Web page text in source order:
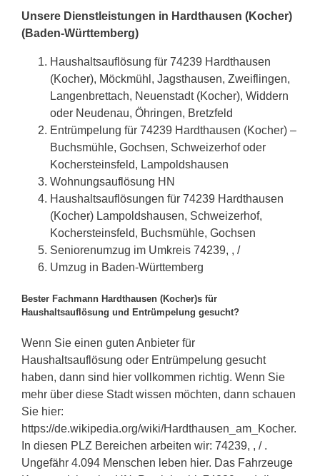
Unsere Dienstleistungen in Hardthausen (Kocher)
(Baden-Württemberg)
Haushaltsauflösung für 74239 Hardthausen
(Kocher), Möckmühl, Jagsthausen, Zweiflingen,
Langenbrettach, Neuenstadt (Kocher), Widdern
oder Neudenau, Öhringen, Bretzfeld
Entrümpelung für 74239 Hardthausen (Kocher) –
Buchsmühle, Gochsen, Schweizerhof oder
Kochersteinsfeld, Lampoldshausen
Wohnungsauflösung HN
Haushaltsauflösungen für 74239 Hardthausen
(Kocher) Lampoldshausen, Schweizerhof,
Kochersteinsfeld, Buchsmühle, Gochsen
Seniorenumzug im Umkreis 74239, , /
Umzug in Baden-Württemberg
Bester Fachmann Hardthausen (Kocher)s für
Haushaltsauflösung und Entrümpelung gesucht?
Wenn Sie einen guten Anbieter für
Haushaltsauflösung oder Entrümpelung gesucht
haben, dann sind hier vollkommen richtig. Wenn Sie
mehr über diese Stadt wissen möchten, dann schauen
Sie hier:
https://de.wikipedia.org/wiki/Hardthausen_am_Kocher.
In diesen PLZ Bereichen arbeiten wir: 74239, , / .
Ungefähr 4.094 Menschen leben hier. Das Fahrzeuge